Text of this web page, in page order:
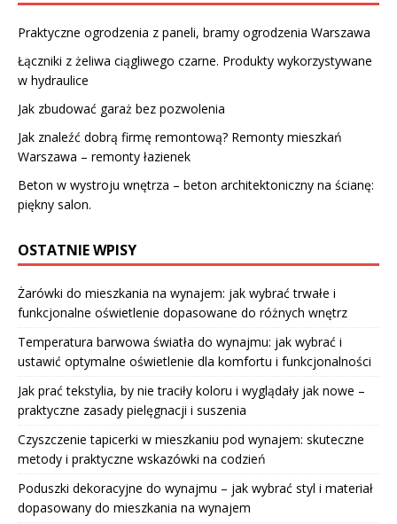
Praktyczne ogrodzenia z paneli, bramy ogrodzenia Warszawa
Łączniki z żeliwa ciągliwego czarne. Produkty wykorzystywane
w hydraulice
Jak zbudować garaż bez pozwolenia
Jak znaleźć dobrą firmę remontową? Remonty mieszkań
Warszawa – remonty łazienek
Beton w wystroju wnętrza – beton architektoniczny na ścianę:
piękny salon.
OSTATNIE WPISY
Żarówki do mieszkania na wynajem: jak wybrać trwałe i
funkcjonalne oświetlenie dopasowane do różnych wnętrz
Temperatura barwowa światła do wynajmu: jak wybrać i
ustawić optymalne oświetlenie dla komfortu i funkcjonalności
Jak prać tekstylia, by nie traciły koloru i wyglądały jak nowe –
praktyczne zasady pielęgnacji i suszenia
Czyszczenie tapicerki w mieszkaniu pod wynajem: skuteczne
metody i praktyczne wskazówki na codzień
Poduszki dekoracyjne do wynajmu – jak wybrać styl i materiał
dopasowany do mieszkania na wynajem